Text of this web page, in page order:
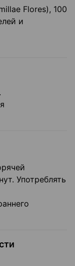
Flores), 100
и
Употреблять